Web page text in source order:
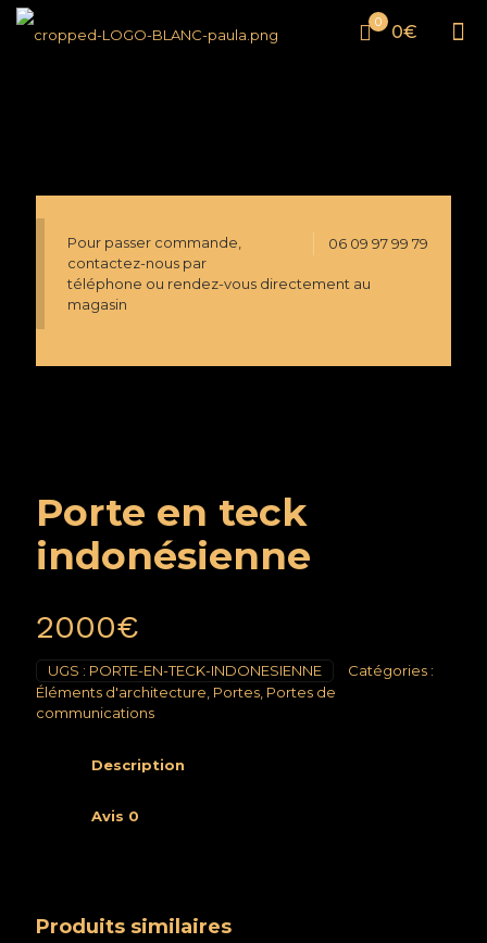
0 0€
06 09 97 99 79
Pour passer commande,
contactez-nous par
téléphone ou rendez-vous directement au
magasin
Porte en teck
indonésienne
2000€
UGS : PORTE-EN-TECK-INDONESIENNE
Catégories :
Éléments d'architecture Portes Portes de
communications
Description
Avis 0
Produits similaires